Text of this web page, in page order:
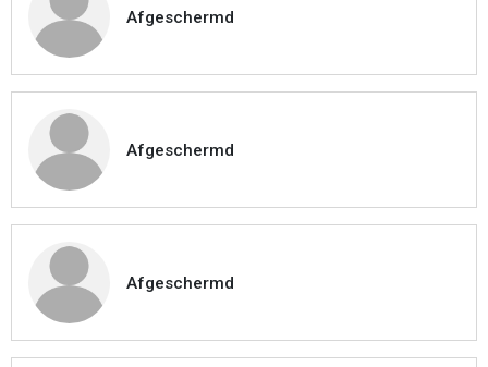
Afgeschermd
Afgeschermd
Afgeschermd